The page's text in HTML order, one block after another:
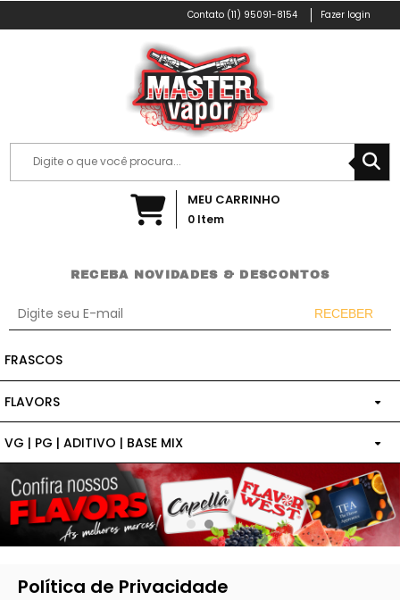
(11) 95091-8154 Fazer login
MEU CARRINHO
0 Item
RECEBA NOVIDADES & DESCONTOS
RECEBER
Incluir
Remover
FRASCOS
FLAVORS
TPA
FLAVOR WEST
CAPELLA
VG | PG | ADITIVO | BASE MIX
BASE MIXADA COM ADITIVO
BASE MIXADA SEM ADITIVO
Política de Privacidade